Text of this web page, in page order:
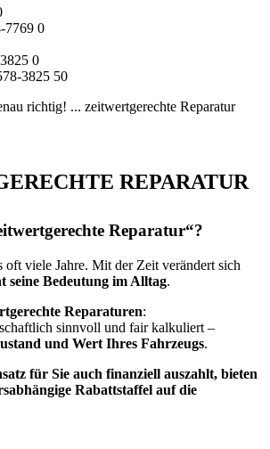
7769 0
0
3825 50
richtig! ... zeitwertgerechte Reparatur
REPARATUR
Reparatur“?
oft viele Jahre. Mit der Zeit verändert sich
seine Bedeutung im Alltag.
Reparaturen:
sinnvoll und fair kalkuliert –
und Wert Ihres Fahrzeugs.
für Sie auch finanziell auszahlt, bieten
Rabattstaffel auf die